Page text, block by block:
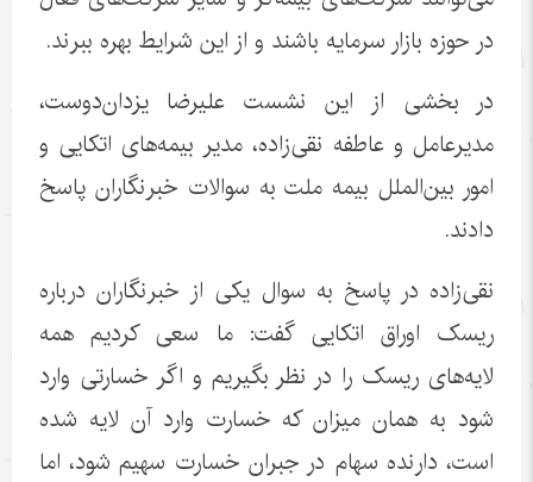
در حوزه بازار سرمایه باشند و از این شرایط بهره ببرند.
در بخشی از این نشست علیرضا یزدان‌دوست،
مدیرعامل و عاطفه نقی‌زاده، مدیر بیمه‌های اتکایی و
امور بین‌الملل بیمه ملت به سوالات خبرنگاران پاسخ
دادند.
نقی‌زاده در پاسخ به سوال یکی از خبرنگاران درباره
ریسک اوراق اتکایی گفت: ما سعی کردیم همه
لایه‌های ریسک را در نظر بگیریم و اگر خسارتی وارد
شود به همان میزان که خسارت وارد آن لایه شده
است، دارنده سهام در جبران خسارت سهیم شود، اما